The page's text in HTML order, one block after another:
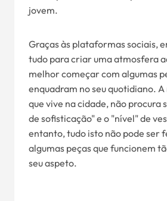
jovem.
Graças às plataformas sociais,
tudo para criar uma atmosfera
melhor começar com algumas
enquadram no seu quotidiano.
que vive na cidade, não procura
de sofisticação" e o "nível" de
entanto, tudo isto não pode ser
algumas peças que funcionem
seu aspeto.